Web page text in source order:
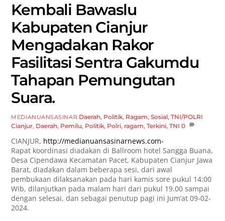
Kembali Bawaslu
Kabupaten Cianjur
Mengadakan Rakor
Fasilitasi Sentra Gakumdu
Tahapan Pemungutan
Suara.
MEDIANUANSASINAR Daerah, Politik, Ragam,Sosial,TNI/POLRI
Cianjur, Daerah, Pemilu, Politik, Polri, ragam,Terkini,TNI 0
CIANJUR, http://medianuansasinarnews.com-
Rapat koordinasi diadakan di Ballroom hotel Sangga Buana,
Desa Cipendawa Kecamatan Pacet, Kabupaten Cianjur Jawa
Barat, diadakan dalam beberapa sesi, dari awal
pembukaan dilaksanakan pada hari kamis sore pukul 14:00
Wib, dilanjutkan pada malam hari dari pukul 19.00 sampai
dengan selesai, dan sebagai penutup pagi ini Jum’at 09-02-
2024.